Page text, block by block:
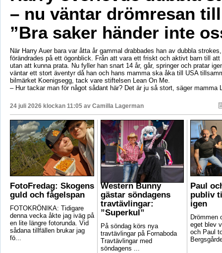
– nu väntar drömresan
”Bra saker händer inte
När Harry Auer bara var åtta år gammal drabbades han av dubbla
förändrades på ett ögonblick. Från att vara ett friskt och aktivt barn till
utan att kunna prata. Nu fyller han snart 14 år, går, springer och pratar
väntar ett stort äventyr då han och hans mamma ska åka till USA
bilmärket Koenigsegg, tack vare stiftelsen Lean On Me.
– Hur tackar man för något sådant här? Det är ju så stort, säger mamma
24 juli 2026 klockan 11:05 av Camilla Lagerman
FotoFredag: Skogens
guld och fågelspan
FOTOKRÖNIKA: Tidigare
denna vecka åkte jag iväg på
en lite längre fotorunda. Vid
sådana tillfällen brukar jag
fö...
Western Bunny
gästar söndagens
travtävlingar:
”Superkul”
På söndag körs nya
travtävlingar på Fornaboda
Travtävlingar med
söndagens ...
Paul
publiv
igen
Drömmen
eget blev
och Paul